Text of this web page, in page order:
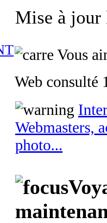
Mise à jour
Vous
Web consulté
Webmasters,
photo...